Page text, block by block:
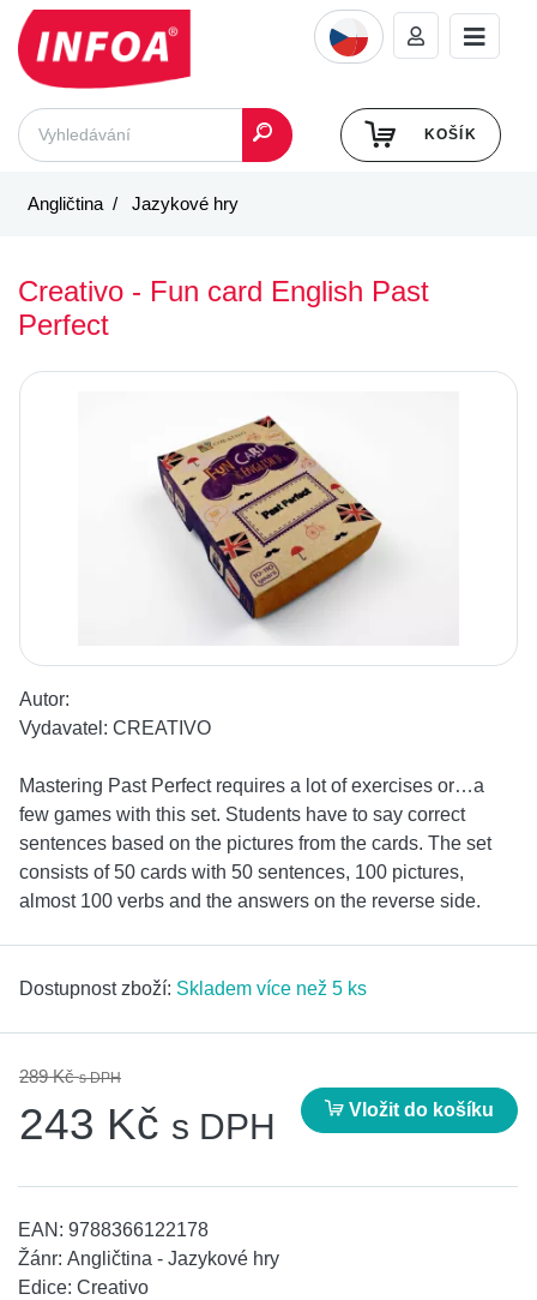
KOŠÍK
Angličtina Jazykové hry
Creativo - Fun card English Past
Perfect
Autor:
Vydavatel: CREATIVO
Mastering Past Perfect requires a lot of exercises or…a
few games with this set. Students have to say correct
sentences based on the pictures from the cards. The set
consists of 50 cards with 50 sentences, 100 pictures,
almost 100 verbs and the answers on the reverse side.
Dostupnost zboží: Skladem více než 5 ks
289 Kčs DPH
243 Kč s DPH Vložit do košíku
EAN: 9788366122178
Žánr: Angličtina - Jazykové hry
Edice: Creativo